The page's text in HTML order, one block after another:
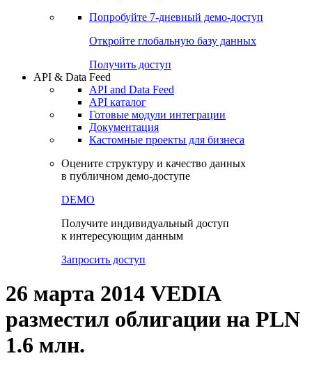
Попробуйте 7-дневный демо-доступ
Откройте глобальную базу данных
Получить доступ
API & Data Feed
API and Data Feed
API каталог
Готовые модули интеграции
Документация
Кастомные проекты для бизнеса
Оцените структуру и качество данных
в публичном демо-доступе
DEMO
Получите индивидуальный доступ
к интересующим данным
Запросить доступ
26 марта 2014 VEDIA
разместил облигации на PLN
1.6 млн.